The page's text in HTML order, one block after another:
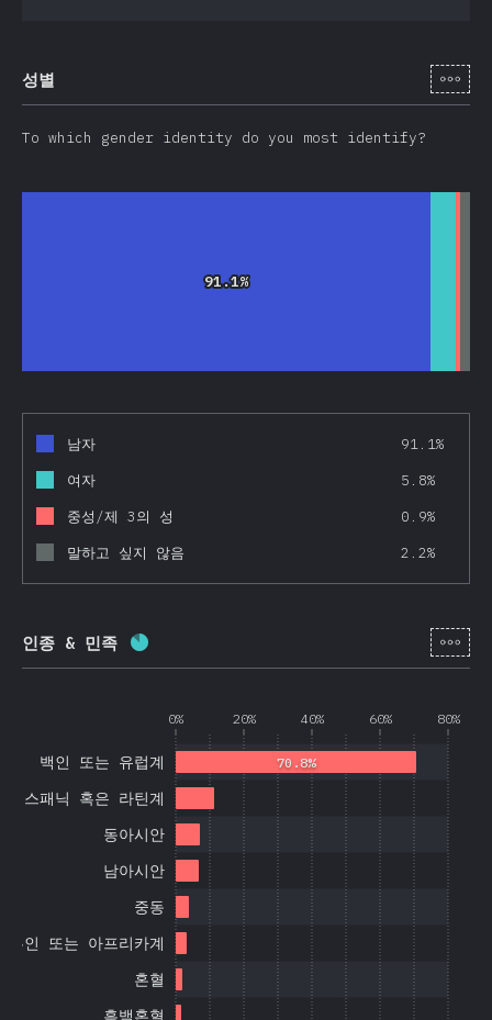
성별 [ko-
To which gender identity do you most identify?
91.1%
91.1%
남자
91.1%
여자
5.8%
중성/제 3의 성
0.9%
말하고 싶지 않음
2.2%
인종 & 민족 완료율: [ko-
0% 20% 40% 60% 80%
흑백혼혈
혼혈
흑인 또는 아프리카계
중동
남아시안
동아시안
히스패닉 혹은 라틴계
백인 또는 유럽계 70.8%